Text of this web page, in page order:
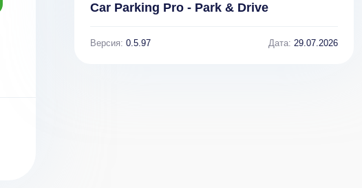
Car Parking Pro - Park & Drive
Версия: 0.5.97 Дата: 29.07.2026